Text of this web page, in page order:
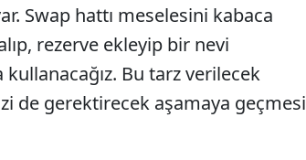
Swap hattı meselesini kabaca
rezerve ekleyip bir nevi
kullanacağız. Bu tarz verilecek
de gerektirecek aşamaya geçmesi